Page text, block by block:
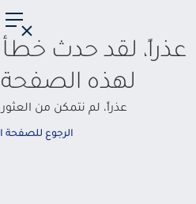
عذراً، لقد حدث خطأ
لهذه
عذراً، لم نتمكن من
الرجوع للصفحة